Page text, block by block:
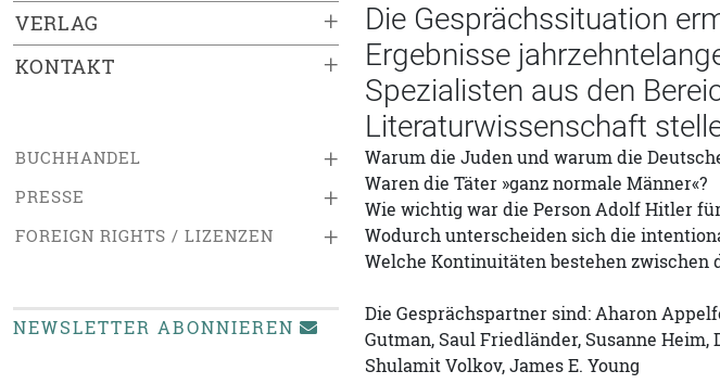
+
VERLAG
+
KONTAKT
+
BUCHHANDEL
+
PRESSE
+
FOREIGN RIGHTS / LIZENZEN
NEWSLETTER ABONNIEREN
Die Gesprächssituation
Ergebnisse
Spezialisten aus den
Literaturwissenschaft
Warum die Juden und warum die
Waren die Täter »ganz normale Männer«?
Wie wichtig war die Person Adolf Hitler
Wodurch unterscheiden sich die
Welche Kontinuitäten bestehen
Die Gesprächspartner sind: Aharon
Gutman, Saul Friedländer, Susanne
Shulamit Volkov, James E. Young